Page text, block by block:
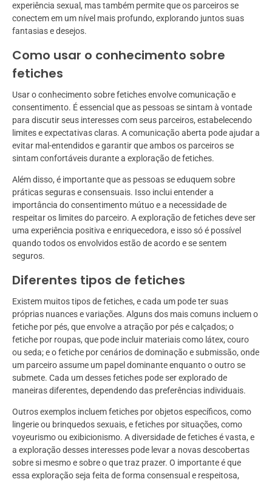
experiência sexual, mas também permite que os parceiros se
conectem em um nível mais profundo, explorando juntos suas
fantasias e desejos.
Como usar o conhecimento sobre
fetiches
Usar o conhecimento sobre fetiches envolve comunicação e
consentimento. É essencial que as pessoas se sintam à vontade
para discutir seus interesses com seus parceiros, estabelecendo
limites e expectativas claras. A comunicação aberta pode ajudar a
evitar mal-entendidos e garantir que ambos os parceiros se
sintam confortáveis durante a exploração de fetiches.
Além disso, é importante que as pessoas se eduquem sobre
práticas seguras e consensuais. Isso inclui entender a
importância do consentimento mútuo e a necessidade de
respeitar os limites do parceiro. A exploração de fetiches deve ser
uma experiência positiva e enriquecedora, e isso só é possível
quando todos os envolvidos estão de acordo e se sentem
seguros.
Diferentes tipos de fetiches
Existem muitos tipos de fetiches, e cada um pode ter suas
próprias nuances e variações. Alguns dos mais comuns incluem o
fetiche por pés, que envolve a atração por pés e calçados; o
fetiche por roupas, que pode incluir materiais como látex, couro
ou seda; e o fetiche por cenários de dominação e submissão, onde
um parceiro assume um papel dominante enquanto o outro se
submete. Cada um desses fetiches pode ser explorado de
maneiras diferentes, dependendo das preferências individuais.
Outros exemplos incluem fetiches por objetos específicos, como
lingerie ou brinquedos sexuais, e fetiches por situações, como
voyeurismo ou exibicionismo. A diversidade de fetiches é vasta, e
a exploração desses interesses pode levar a novas descobertas
sobre si mesmo e sobre o que traz prazer. O importante é que
essa exploração seja feita de forma consensual e respeitosa,